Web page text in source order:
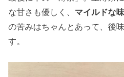
な甘さも優しく、 マイルドな
の苦みはちゃんとあって、後
す。